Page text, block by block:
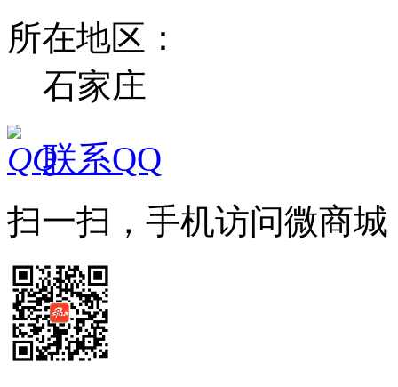
所在地区：
石家庄
联系QQ
扫一扫，手机访问微商城